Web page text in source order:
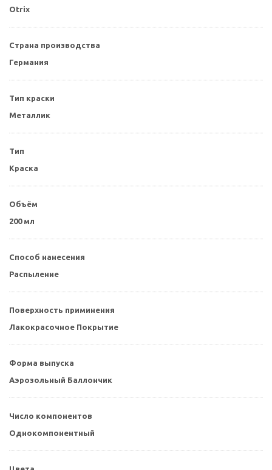
Otrix
Страна производства
Германия
Тип краски
Металлик
Тип
Краска
Объём
200 мл
Способ нанесения
Распыление
Поверхность приминения
Лакокрасочное Покрытие
Форма выпуска
Аэрозольный Баллончик
Число компонентов
Однокомпонентный